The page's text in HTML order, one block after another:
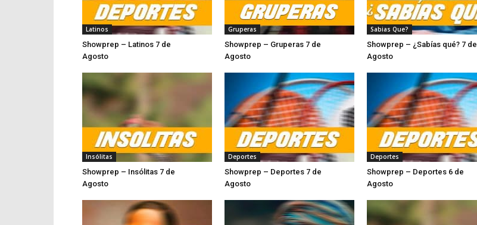
Latinos
Showprep – Latinos 7 de
Agosto
Gruperas
Showprep – Gruperas 7 de
Agosto
Sabias Que?
Showprep – ¿Sabías qué? 7 de
Agosto
Insólitas
Showprep – Insólitas 7 de
Agosto
Deportes
Showprep – Deportes 7 de
Agosto
Deportes
Showprep – Deportes 6 de
Agosto